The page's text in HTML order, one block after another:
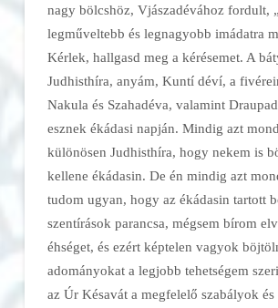
nagy bölcshöz, Vjászadévához fordult,
legműveltebb és legnagyobb imádatra
Kérlek, hallgasd meg a kérésemet. A
Judhisthíra, anyám, Kuntí déví, a
Nakula és Szahadéva, valamint
esznek ékádasi napján. Mindig azt
különösen Judhisthíra, hogy nekem is
kellene ékádasin. De én mindig azt
tudom ugyan, hogy az ékádasin tartott
szentírások parancsa, mégsem bírom
éhséget, és ezért képtelen vagyok
adományokat a legjobb tehetségem
az Úr Késavát a megfelelő szabályok és